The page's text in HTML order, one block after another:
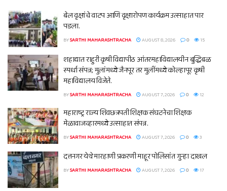
बेल वृक्षांचे वाटप आणि वृक्षारोपण कार्यक्रम उत्साहात पार
पडला.
BYSARTHI MAHARASHTRACHA AUGUST 8, 2026 0 15
शहाद्यात राहुरी कृषी विद्यापीठ आंतरमहाविद्यालयीन बुद्धिबळ
स्पर्धा संपन्न; मुलांमध्ये जैनपूर तर मुलींमध्ये कोल्हापूर कृषी
महाविद्यालय विजेते.
BYSARTHI MAHARASHTRACHA AUGUST 7, 2026 0 12
महाराष्ट्र राज्य शिवछत्रपती शिक्षक संघटनेचा शिक्षक
मेळावाजव्हारमध्ये उत्साहात संपन्न.
BYSARTHI MAHARASHTRACHA AUGUST 7, 2026 0 3
दत्तनगर येथे मारहाणी प्रकरणी माहूर पोलिसांत गुन्हा दाखल
BYSARTHI MAHARASHTRACHA AUGUST 7, 2026 0 17